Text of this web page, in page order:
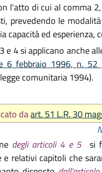
l'atto di cui al comma
prevedendo le
capacità ed
e 4 si applicano anche
6 febbraio 1996, n. 52
comunitaria 1994).
daart. 51 L.R. 30
degli articoli 4 e 5
si
relativi capitoli che